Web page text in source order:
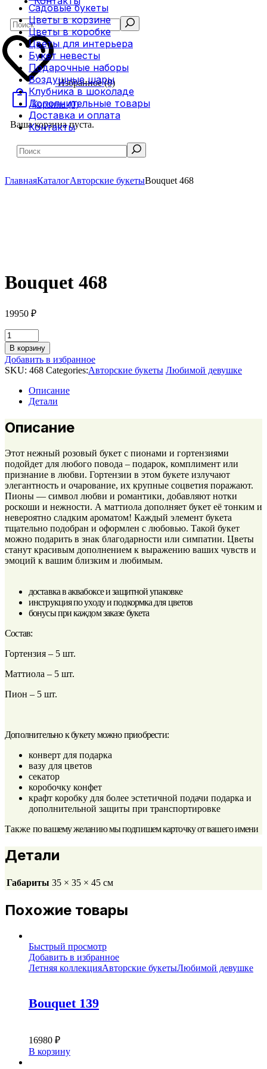
Search
Избранное (0)
Корзина (0)
Ваша корзина пуста.
Садовые букеты
Цветы в корзине
Цветы в коробке
Цветы для интерьера
Букет невесты
Подарочные наборы
Воздушные шары
Клубника в шоколаде
Дополнительные товары
Доставка и оплата
Контакты
Search
ГлавнаяКаталогАвторские букетыBouquet 468
Bouquet 468
19950 ₽
Bouquet
468
quantity
В корзину
Добавить в избранное
SKU: 468 Categories:Авторские букеты Любимой девушке
Описание
Детали
Описание
Этот нежный розовый букет с пионами и гортензиями
подойдет для любого повода – подарок, комплимент или
признание в любви. Гортензии в этом букете излучают
элегантность и очарование, их крупные соцветия поражают.
Пионы — символ любви и романтики, добавляют нотки
роскоши и нежности. А маттиола дополняет букет её тонким и
невероятно сладким ароматом! Каждый элемент букета
тщательно подобран и оформлен с любовью. Такой букет
можно подарить в знак благодарности или симпатии. Цветы
станут красивым дополнением к выражению ваших чувств и
эмоций к вашим близким и любимым.
доставка в аквабоксе и защитной упаковке
инструкция по уходу и подкормка для цветов
бонусы при каждом заказе букета
Состав:
Гортензия – 5 шт.
Маттиола – 5 шт.
Пион – 5 шт.
Дополнительно к букету можно приобрести:
конверт для подарка
вазу для цветов
секатор
коробочку конфет
крафт коробку для более эстетичной подачи подарка и
дополнительной защиты при транспортировке
Также по вашему желанию мы подпишем карточку от вашего имени
Детали
Габариты 35 × 35 × 45 см
Похожие товары
Быстрый просмотр
Добавить в избранное
Летняя коллекцияАвторские букетыЛюбимой девушке
Bouquet 139
16980 ₽
В корзину